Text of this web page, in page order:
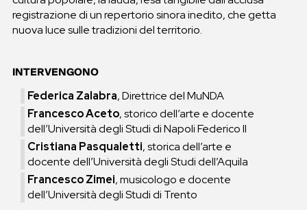
registrazione di un repertorio sinora inedito, che getta
nuova luce sulle tradizioni del territorio.
INTERVENGONO
Federica Zalabra, Direttrice del MuNDA
Francesco Aceto, storico dell’arte e docente
dell’Università degli Studi di Napoli Federico II
Cristiana Pasqualetti, storica dell’arte e
docente dell’Università degli Studi dell’Aquila
Francesco Zimei, musicologo e docente
dell’Università degli Studi di Trento